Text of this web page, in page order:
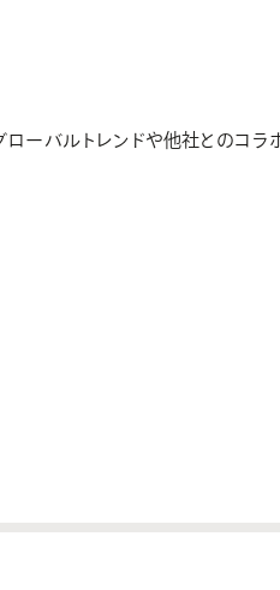
ローバルトレンドや他社とのコラ